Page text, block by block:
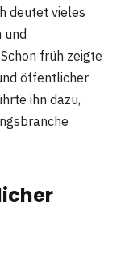
deutet vieles
und
früh zeigte
öffentlicher
ihn dazu,